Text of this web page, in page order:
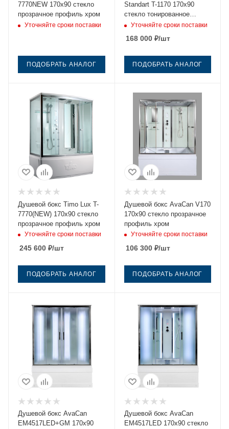
7770NEW 170х90 стекло
прозрачное профиль хром
Уточняйте сроки поставки
ПОДОБРАТЬ АНАЛОГ
Standart T-1170 170х90
стекло тонированное
профиль хром
Уточняйте сроки поставки
168 000₽/шт
ПОДОБРАТЬ АНАЛОГ
Душевой бокс Timo Lux T-
7770(NEW) 170х90 стекло
прозрачное профиль хром
Уточняйте сроки поставки
245 600 ₽/шт
ПОДОБРАТЬ АНАЛОГ
Душевой бокс AvaCan V170
170х90 стекло прозрачное
профиль хром
Уточняйте сроки поставки
106 300₽/шт
ПОДОБРАТЬ АНАЛОГ
Душевой бокс AvaCan
EM4517LED+GM 170х90
Душевой бокс AvaCan
EM4517LED 170х90 стекло